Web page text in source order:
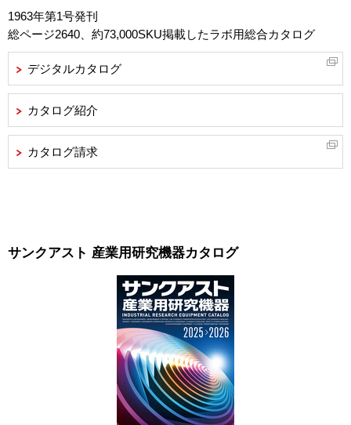
1963年第1号発刊
総ページ2640、約73,000SKU掲載したラボ用総合カタログ
デジタルカタログ
カタログ紹介
カタログ請求
サンクアスト 産業用研究機器カタログ